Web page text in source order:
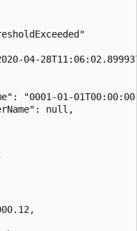
04-
"0001-01-
null,